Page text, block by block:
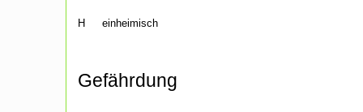
H einheimisch
Gefährdung